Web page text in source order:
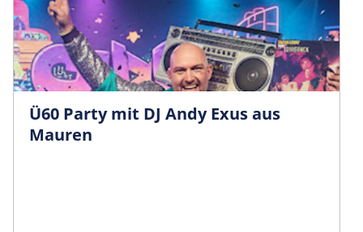
Ü60 Party mit DJ Andy Exus aus
Mauren